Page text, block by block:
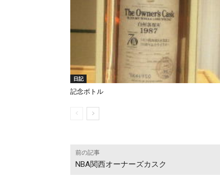
日記
記念ボトル
前の記事
NBA関西オーナーズカスク